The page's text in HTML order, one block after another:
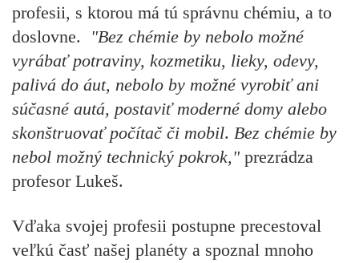
profesii, s ktorou má tú správnu chémiu, a to
doslovne. "Bez chémie by nebolo možné
vyrábať potraviny, kozmetiku, lieky, odevy,
palivá do áut, nebolo by možné vyrobiť ani
súčasné autá, postaviť moderné domy alebo
skonštruovať počítač či mobil. Bez chémie by
nebol možný technický pokrok,"prezrádza
profesor Lukeš.
Vďaka svojej profesii postupne precestoval
veľkú časť našej planéty a spoznal mnoho